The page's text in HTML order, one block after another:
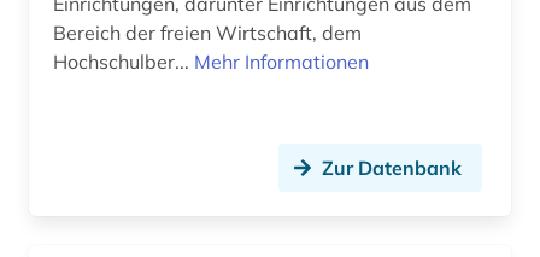
Bereich der freien Wirtschaft, dem
Hochschulber... Mehr Informationen
Zur Datenbank